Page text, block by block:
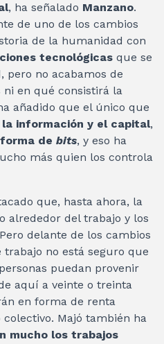
, ha señalado Manzano.
de uno de los cambios
de la humanidad con
tecnológicas que se
pero no acabamos de
ni en qué consistirá la
añadido que el único que
la información y el capital,
de bits, y eso ha
más quien los controla
que, hasta ahora, la
alrededor del trabajo y los
delante de los cambios
no está seguro que
puedan provenir
aquí a veinte o treinta
en forma de renta
Majó también ha
mucho los trabajos